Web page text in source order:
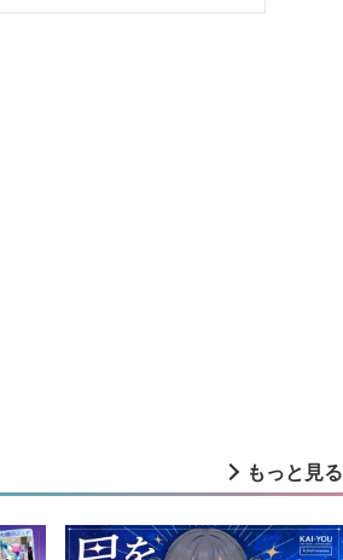
もっと見る